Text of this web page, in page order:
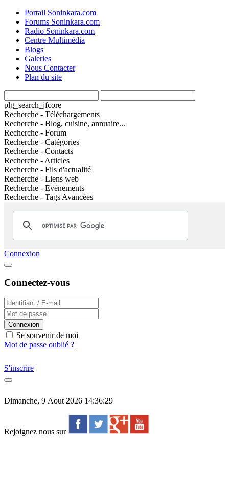
Portail Soninkara.com
Forums Soninkara.com
Radio Soninkara.com
Centre Multimédia
Blogs
Galeries
Nous Contacter
Plan du site
plg_search_jfcore
Recherche - Téléchargements
Recherche - Blog, cuisine, annuaire...
Recherche - Forum
Recherche - Catégories
Recherche - Contacts
Recherche - Articles
Recherche - Fils d'actualité
Recherche - Liens web
Recherche - Evènements
Recherche - Tags Avancées
Connexion
Connectez-vous
Connexion
Se souvenir de moi
Mot de passe oublié ?
S'inscrire
Dimanche, 9 Aout 2026 14:36:29
Rejoignez nous sur